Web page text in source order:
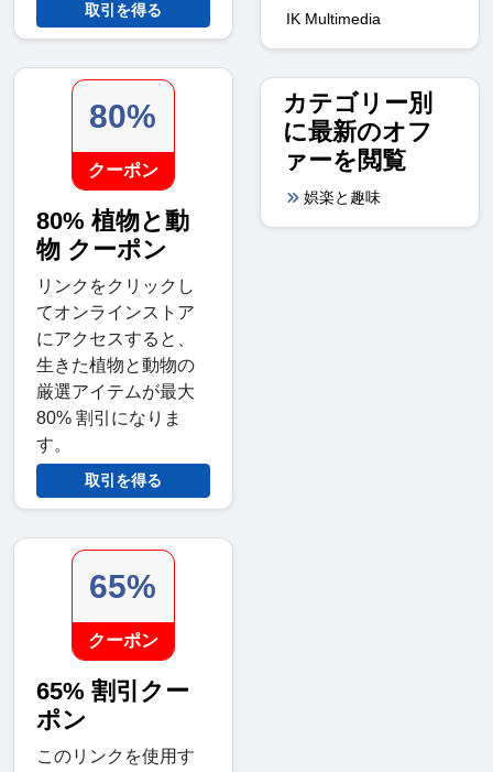
取引を得る
80%
クーポン
80% 植物と動
物 クーポン
リンクをクリックし
てオンラインストア
にアクセスすると、
生きた植物と動物の
厳選アイテムが最大
80% 割引になりま
す。
取引を得る
65%
クーポン
65% 割引クー
ポン
このリンクを使用す
IK Multimedia
カテゴリー別
に最新のオフ
ァーを閲覧
娯楽と趣味